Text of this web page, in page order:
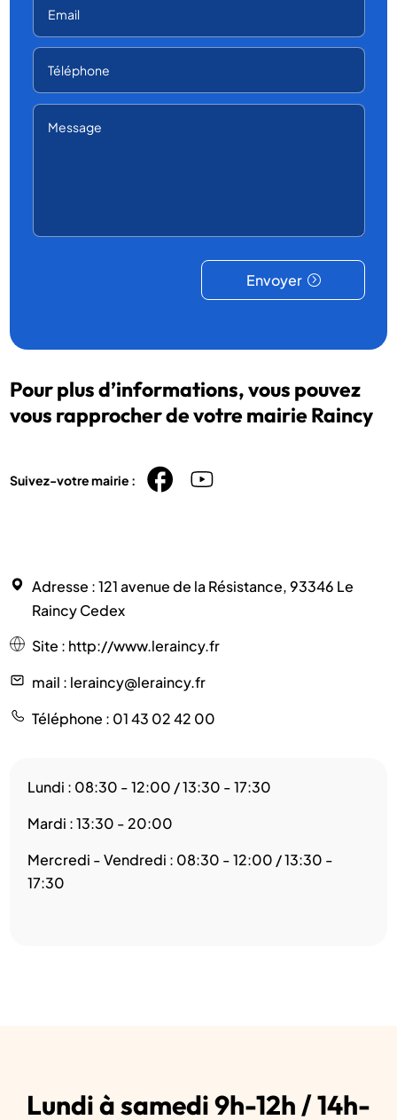
Envoyer
Pour plus d’informations, vous pouvez
vous rapprocher de votre mairie Raincy
Suivez-votre mairie :
Adresse : 121 avenue de la Résistance, 93346 Le
Raincy Cedex
Site : http://www.leraincy.fr
mail : leraincy@leraincy.fr
Téléphone : 01 43 02 42 00
Lundi : 08:30 - 12:00 / 13:30 - 17:30
Mardi : 13:30 - 20:00
Mercredi - Vendredi : 08:30 - 12:00 / 13:30 -
17:30
Lundi à samedi 9h-12h / 14h-